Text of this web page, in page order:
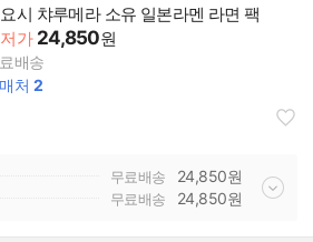
시 챠루메라 소유 일본라멘 라면 팩
가 24,850원
배송
처 2
무료배송 24,850원
무료배송 24,850원